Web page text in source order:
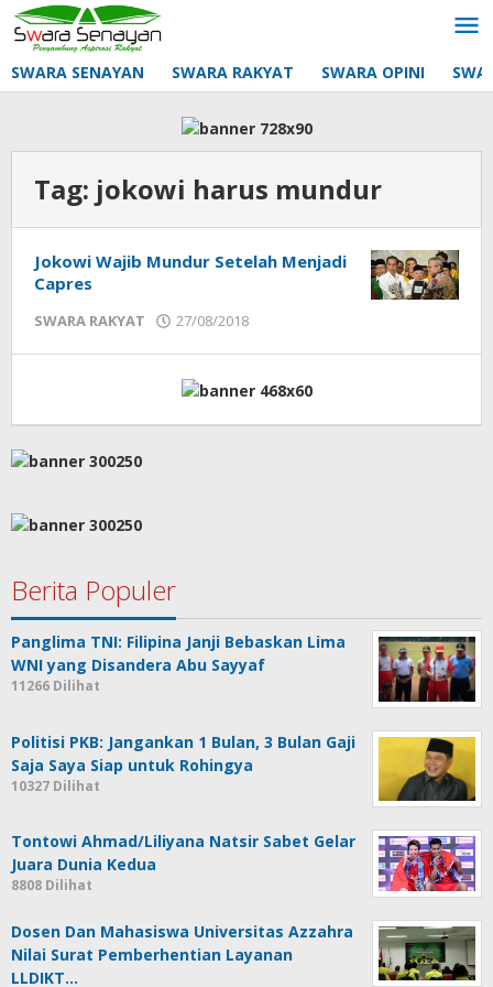
Lewati
ke
konten
SWARA SENAYAN SWARA RAKYAT SWARA OPINI
Tag: jokowi harus mundur
Jokowi Wajib Mundur Setelah Menjadi
Capres
SWARA RAKYAT 27/08/2018
Berita Populer
Panglima TNI: Filipina Janji Bebaskan Lima
WNI yang Disandera Abu Sayyaf
11266 Dilihat
Politisi PKB: Jangankan 1 Bulan, 3 Bulan Gaji
Saja Saya Siap untuk Rohingya
10327 Dilihat
Tontowi Ahmad/Liliyana Natsir Sabet Gelar
Juara Dunia Kedua
8808 Dilihat
Dosen Dan Mahasiswa Universitas Azzahra
Nilai Surat Pemberhentian Layanan
LLDIKT…